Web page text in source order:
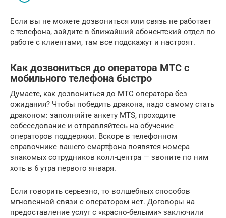
Если вы не можете дозвониться или связь не работает
с телефона, зайдите в ближайший абонентский отдел по
работе с клиентами, там все подскажут и настроят.
Как дозвониться до оператора МТС с
мобильного телефона быстро
Думаете, как дозвониться до МТС оператора без
ожидания? Чтобы победить дракона, надо самому стать
драконом: заполняйте анкету MTS, проходите
собеседование и отправляйтесь на обучение
операторов поддержки. Вскоре в телефонном
справочнике вашего смартфона появятся номера
знакомых сотрудников колл-центра — звоните по ним
хоть в 6 утра первого января.
Если говорить серьезно, то волшебных способов
мгновенной связи с оператором нет. Договоры на
предоставление услуг с «красно-белыми» заключили